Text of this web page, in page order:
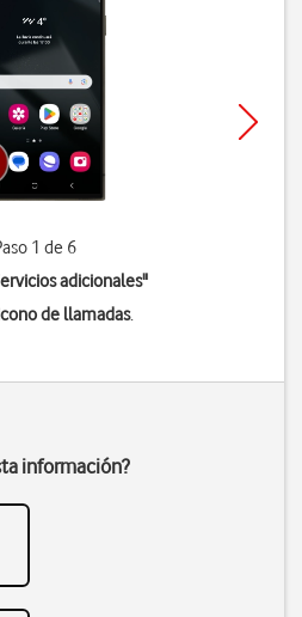
1 de 6
adicionales"
de llamadas.
información?